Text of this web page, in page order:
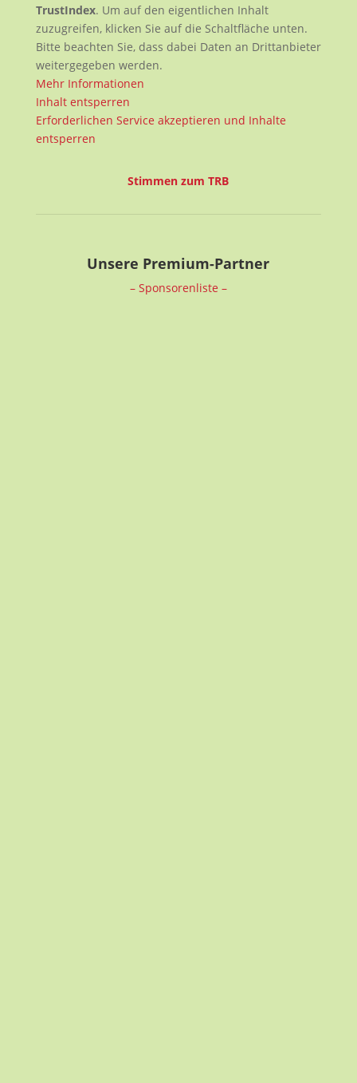
TrustIndex. Um auf den eigentlichen Inhalt
zuzugreifen, klicken Sie auf die Schaltfläche unten.
Bitte beachten Sie, dass dabei Daten an Drittanbieter
weitergegeben werden.
Mehr Informationen
Inhalt entsperren
Erforderlichen Service akzeptieren und Inhalte
entsperren
Stimmen zum TRB
Unsere Premium-Partner
– Sponsorenliste –